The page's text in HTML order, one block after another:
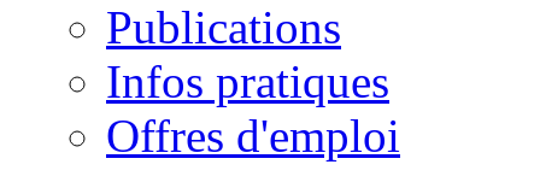
Publications
Infos pratiques
Offres d'emploi